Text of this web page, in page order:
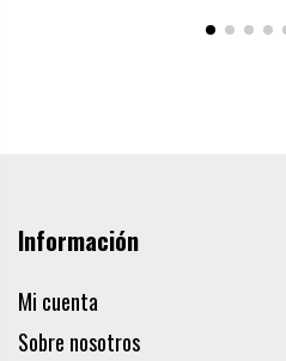
Información
Mi cuenta
Sobre nosotros